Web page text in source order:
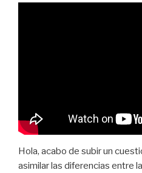
Hola, acabo de subir un
asimilar las diferencias entre